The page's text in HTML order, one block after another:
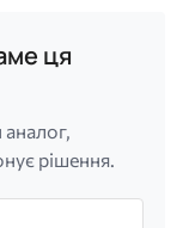
ця
рішення.